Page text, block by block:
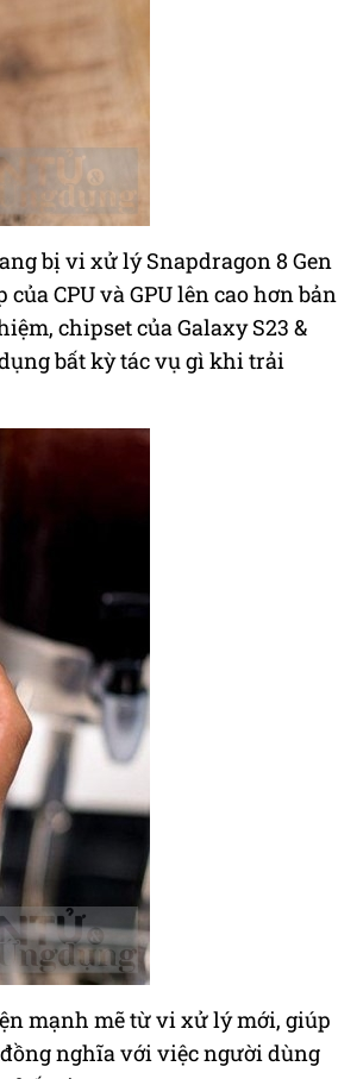
bị vi xử lý Snapdragon 8 Gen
CPU và GPU lên cao hơn bản
chipset của Galaxy S23 &
bất kỳ tác vụ gì khi trải
mạnh mẽ từ vi xử lý mới, giúp
nghĩa với việc người dùng